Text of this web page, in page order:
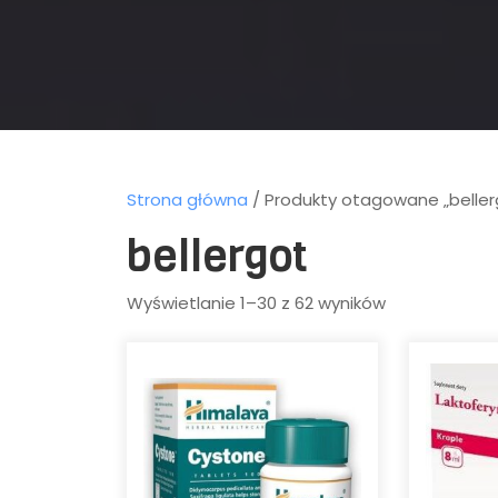
Strona główna / Produkty otagowane
bellergot
Wyświetlanie 1–30 z 62 wynikówSorted